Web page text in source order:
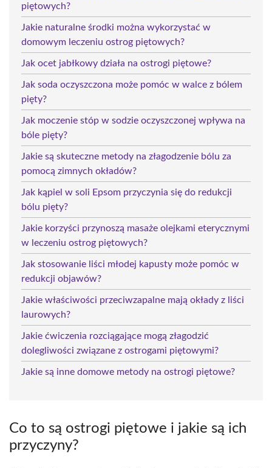
piętowych?
Jakie naturalne środki można wykorzystać w
domowym leczeniu ostrog piętowych?
Jak ocet jabłkowy działa na ostrogi piętowe?
Jak soda oczyszczona może pomóc w walce z bólem
pięty?
Jak moczenie stóp w sodzie oczyszczonej wpływa na
bóle pięty?
Jakie są skuteczne metody na złagodzenie bólu za
pomocą zimnych okładów?
Jak kąpiel w soli Epsom przyczynia się do redukcji
bólu pięty?
Jakie korzyści przynoszą masaże olejkami eterycznymi
w leczeniu ostrog piętowych?
Jak stosowanie liści młodej kapusty może pomóc w
redukcji objawów?
Jakie właściwości przeciwzapalne mają okłady z liści
laurowych?
Jakie ćwiczenia rozciągające mogą złagodzić
dolegliwości związane z ostrogami piętowymi?
Jakie są inne domowe metody na ostrogi piętowe?
Co to są ostrogi piętowe i jakie są ich
przyczyny?